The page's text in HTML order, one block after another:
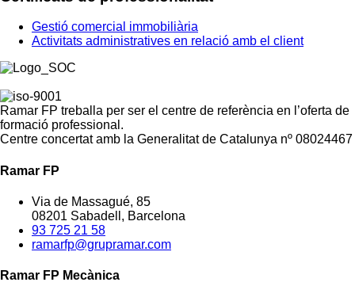
Gestió comercial immobiliària
Activitats administratives en relació amb el client
Ramar FP treballa per ser el centre de referència en l’oferta de
formació professional.
Centre concertat amb la Generalitat de Catalunya nº 08024467
Ramar FP
Via de Massagué, 85
08201 Sabadell, Barcelona
93 725 21 58
ramarfp@grupramar.com
Ramar FP Mecànica